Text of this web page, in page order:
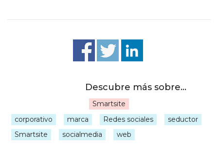
Smartsite
corporativo marca Redes sociales
seductor
Smartsite
socialmedia web